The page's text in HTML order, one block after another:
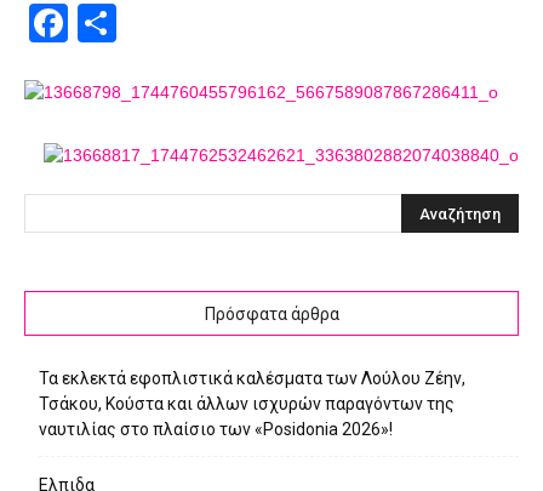
Facebook
Πρόσφατα άρθρα
Τα εκλεκτά εφοπλιστικά καλέσματα των Λούλου Ζέην,
Τσάκου, Κούστα και άλλων ισχυρών παραγόντων της
ναυτιλίας στο πλαίσιο των «Posidonia 2026»!
Ελπιδα